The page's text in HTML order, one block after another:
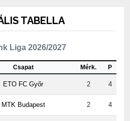
TABELLA
Liga 2026/2027
Csapat Mérk. P
ETO FC Győr 2 4
MTK Budapest 2 4